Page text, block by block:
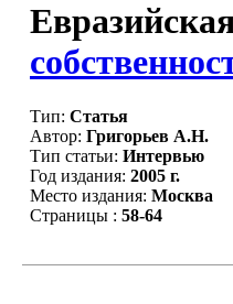
Тип: Статья
Автор: Григорьев А.Н.
Тип статьи: Интервью
Год издания: 2005 г.
Место издания: Москва
Страницы : 58-64